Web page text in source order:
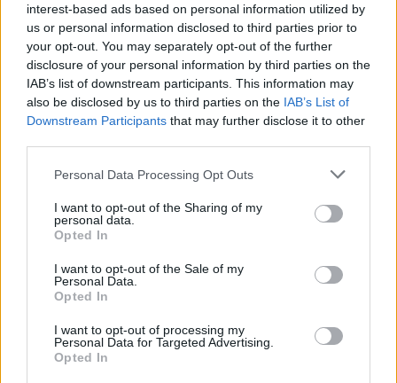
interest-based ads based on personal information utilized by
us or personal information disclosed to third parties prior to
your opt-out. You may separately opt-out of the further
disclosure of your personal information by third parties on the
IAB’s list of downstream participants. This information may
also be disclosed by us to third parties on the IAB’s List of
Downstream Participants that may further disclose it to other
Please note that this website/app uses one or more Google
not limited to your visit or usage behaviour. You may click to
grant or deny consent to Google and its third-party tags to
use your data for below specified purposes in below Google
consent section.
Personal Data Processing Opt Outs
I want to opt-out of the Sharing of my
personal data.
Opted In
I want to opt-out of the Sale of my
Personal Data.
Opted In
I want to opt-out of processing my
Personal Data for Targeted Advertising.
Opted In
Po zakończeniu spotkania automatycznie publikujemyoficjalny wynik
spotkania, a także dane meczowe, jeśli są dostępne.
Pełny harmonogram rozgrywek dostępny jest tutaj: III liga, gr. IV -
terminarz.
Informacje o składach i strzelcach
W miarę dostępności danych, publikujemyskłady wyjściowe,
aktualizujemy zależnie od poziomu ligi i dostępnych źródeł.
Śledź mecze swojej drużyny
Jeśli jesteś kibicem klubu Korona II Kielce lub Wisłoka Dębica - zaglądaj
tutaj częściej. Nasz serwis regularnie dostarcza informacje o terminach
meczów, wynikach, transferach i newsach klubowych
piłkarskichw województwie. Sprawdź nasze relacje, śledź ulubioną ligę i
bądź na bieżąco z wydarzeniami z boisk!
Korona II Kielce - Wisłoka Dębicaodbędzie się w ramach 31.
kolejki - Betclic III liga, gr. IV. Spotkanie zostanie rozegrane w dniu 13 maja